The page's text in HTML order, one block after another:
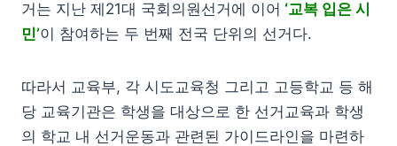
거는 지난 제21대 국회의원선거에 이어 ‘교복 입은 시
민’이 참여하는 두 번째 전국 단위의 선거다.
따라서 교육부, 각 시도교육청 그리고 고등학교 등 해
당 교육기관은 학생을 대상으로 한 선거교육과 학생
의 학교 내 선거운동과 관련된 가이드라인을 마련하